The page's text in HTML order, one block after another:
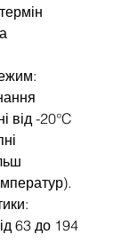
від -20°C
63 до 194